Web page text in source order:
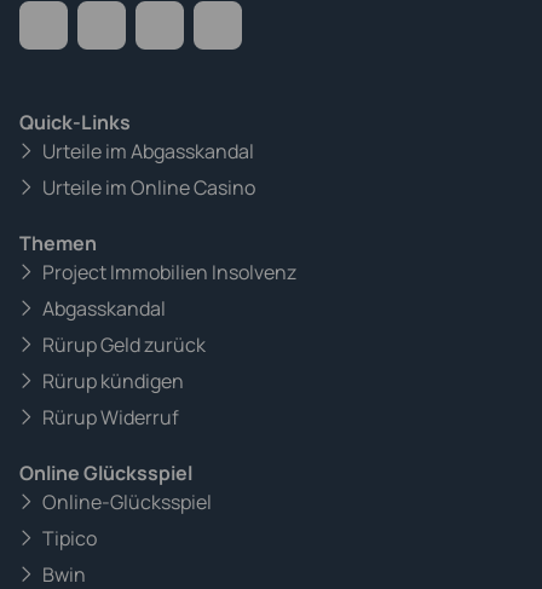
Quick-Links
Urteile im Abgasskandal
Urteile im Online Casino
Themen
Project Immobilien Insolvenz
Abgasskandal
Rürup Geld zurück
Rürup kündigen
Rürup Widerruf
Online Glücksspiel
Online-Glücksspiel
Tipico
Bwin